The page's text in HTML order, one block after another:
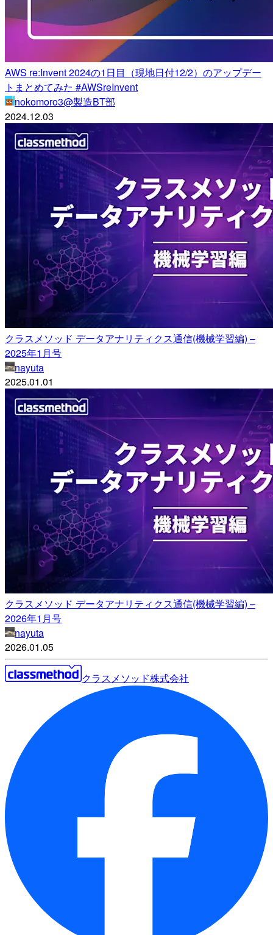
AWS re:Invent 2024の1日目（現地日付12/2）のアップデー
トまとめてみた #AWSreInvent
nokomoro3@製造BT部
2024.12.03
クラスメソッド データアナリティクス通信(機械学習編) –
2025年1月号
nayuta
2025.01.01
クラスメソッド データアナリティクス通信(機械学習編) –
2026年1月号
nayuta
2026.01.05
クラスメソッド株式会社